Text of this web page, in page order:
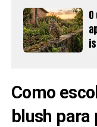
Como
blush